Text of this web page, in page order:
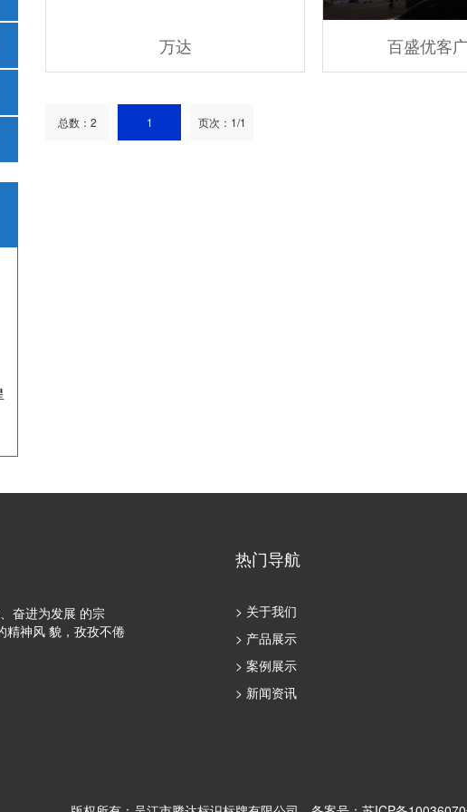
万达 百盛优客
总数：2 1 页次：1/1
奋进为发展 的宗
精神风 貌，孜孜不倦
热门导航
> 关于我们
> 产品展示
> 案例展示
> 新闻资讯